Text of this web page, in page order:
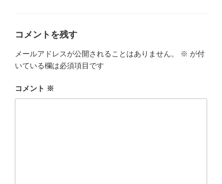
コメントを残す
メールアドレスが公開されることはありません。 ※ が付
いている欄は必須項目です
コメント ※